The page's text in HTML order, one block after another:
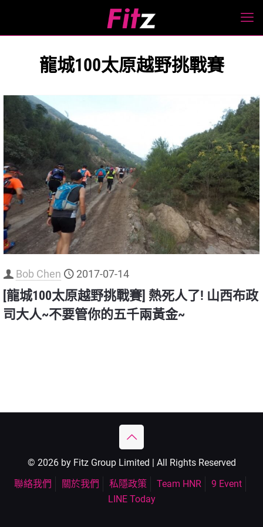
龍城100太原越野挑戰賽
Bob Chen 2017-07-14
[龍城100太原越野挑戰賽] 熱死人了! 山西布政
司大人~不要管你的五千兩黃金~
© 2026 by Fitz Group Limited | All Rights Reserved
聯絡我們
關於我們 私隱政策 Team HNR
9 Event
LINE Today